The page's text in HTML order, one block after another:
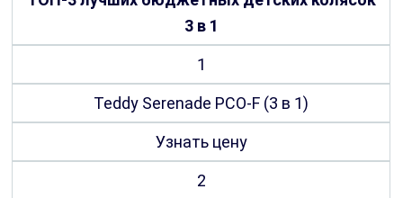
3 в 1
1
Teddy Serenade PCO-F (3 в 1)
Узнать цену
2